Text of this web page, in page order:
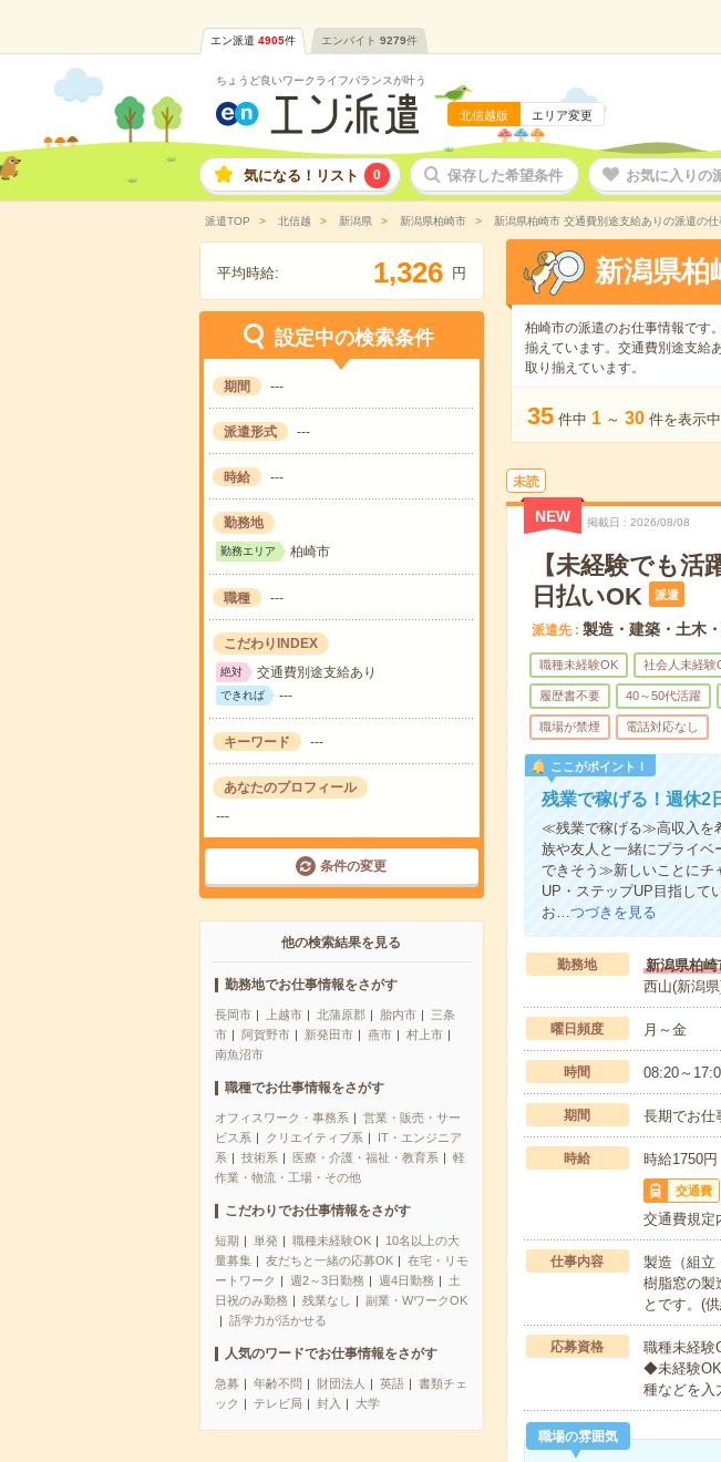
エン派遣 4905件 エンバイト 9279件
ちょうど良いワークライフバランスが叶う
北信越版 エリア変更
気になる！リスト 0 保存した希望条件 お気に入りの
派遣TOP 北信越 新潟県 新潟県柏崎市 新潟県柏崎市 交通費別途支給ありの派遣の仕
平均時給: 1,326 円
設定中の検索条件
期間 ---
派遣形式 ---
時給 ---
勤務地
勤務エリア 柏崎市
職種 ---
こだわりINDEX
絶対 交通費別途支給あり
できれば ---
キーワード ---
あなたのプロフィール
---
条件の変更
他の検索結果を見る
勤務地でお仕事情報をさがす
長岡市 上越市 北蒲原郡 胎内市
三条
市
阿賀野市 新発田市 燕市
村上市
南魚沼市
職種でお仕事情報をさがす
オフィスワーク・事務系
営業・販売・サー
ビス系
クリエイティブ系
IT・エンジニア
系
技術系 医療・介護・福祉・教育系
軽
作業・物流・工場・その他
こだわりでお仕事情報をさがす
短期 単発 職種未経験OK
10名以上の大
量募集
友だちと一緒の応募OK
在宅・リモ
ートワーク
週2～3日勤務 週4日勤務
土
日祝のみ勤務
残業なし
副業・WワークOK
語学力が活かせる
人気のワードでお仕事情報をさがす
急募 年齢不問 財団法人 英語
書類チェ
ック
テレビ局 封入 大学
新潟県柏
柏崎市の派遣のお仕事情報です。
揃えています。交通費別途支給
取り揃えています。
35 件中 1 ～ 30 件を表示中
未読
NEW 掲載日 2026/08/08
【未経験でも
日払いOK
派遣
派遣先 製造・建築・土木
職種未経験OK 社会人未経験
履歴書不要 40～50代活躍
職場が禁煙 電話対応なし
ここがポイント！
残業で稼げる！週休2
≪残業で稼げる≫高収入を
族や友人と一緒にプライ
できそう≫新しいことにチ
UP・ステップUP目指し
お…つづきを見る
勤務地
新潟県柏崎
西山(新潟
曜日頻度 月～金
時間 08:20～
期間 長期でお仕
時給 時給1750円
交通費
交通費規定
仕事内容
製造（組立
樹脂窓の製
とです。(
応募資格
職種未経験
◆未経験
種などを
職場の雰囲気